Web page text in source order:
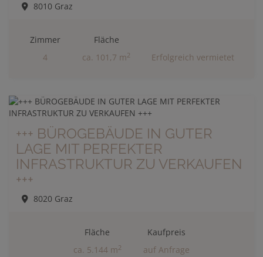
8010 Graz
Zimmer
4
Fläche
ca. 101,7 m2 Erfolgreich vermietet
+++ BÜROGEBÄUDE IN GUTER
LAGE MIT PERFEKTER
INFRASTRUKTUR ZU VERKAUFEN
+++
8020 Graz
Fläche
ca. 5.144 m2
Kaufpreis
auf Anfrage